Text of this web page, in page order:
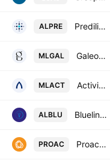
ALPRE Predilife SA
MLGAL Galeo Concept
MLACT Activium Group SA
ALBLU Bluelinea SA
PROAC Proactis SA